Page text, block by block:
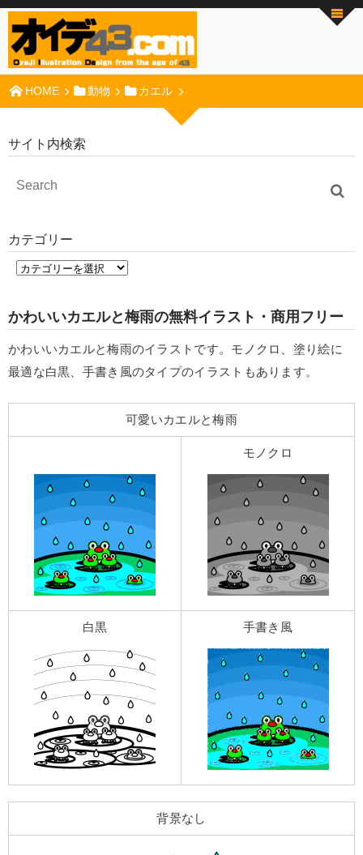
HOME 動物 カエル
サイト内検索
カテゴリー
かわいいカエルと梅雨の無料イラスト・商用フリー
かわいいカエルと梅雨のイラストです。モノクロ、塗り絵に
最適な白黒、手書き風のタイプのイラストもあります。
可愛いカエルと梅雨
モノクロ
白黒 手書き風
背景なし